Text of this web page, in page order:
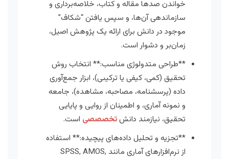
خواندن صدها مقاله و کتاب، خلاصه‌برداری و
سازماندهی آن‌ها، و سپس یافتن “شکاف”
موجود در دانش برای ارائه یک پژوهش اصیل،
زمان‌بر و دشوار است.
**طراحی متدولوژی مناسب:** انتخاب روش
تحقیق (کمی، کیفی یا ترکیبی)، ابزار جمع‌آوری
داده (پرسشنامه، مصاحبه، مشاهده)، جامعه
و نمونه آماری، و اطمینان از روایی و پایایی
تحقیق، نیازمند دانشتخصصصی است.
**تجزیه و تحلیل داده‌های پیچیده:** استفاده
از نرم‌افزارهای آماری مانند SPSS, AMOS,